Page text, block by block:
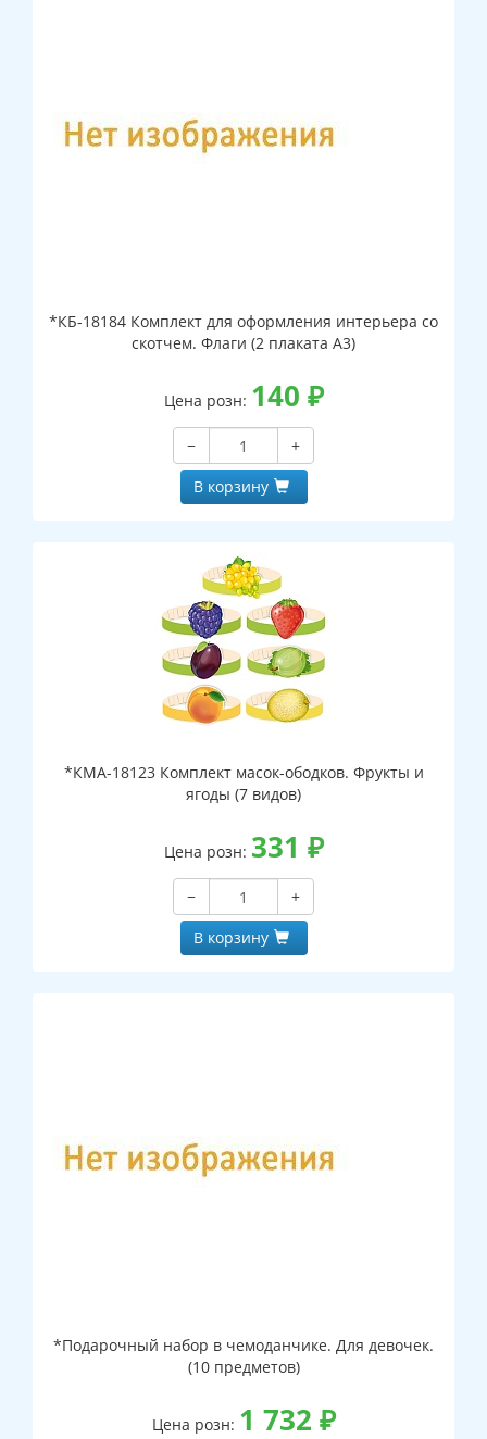
*КБ-18184 Комплект для оформления интерьера со
скотчем. Флаги (2 плаката А3)
Цена розн: 140 ₽
−
+
В корзину
*КМА-18123 Комплект масок-ободков. Фрукты и
ягоды (7 видов)
Цена розн: 331 ₽
−
+
В корзину
*Подарочный набор в чемоданчике. Для девочек.
(10 предметов)
Цена розн: 1 732 ₽